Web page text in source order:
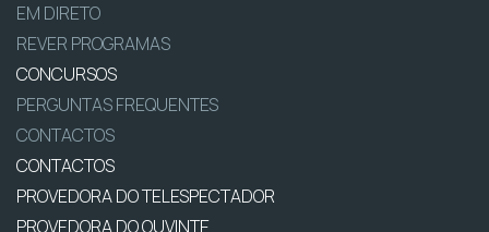
EM DIRETO
REVER PROGRAMAS
CONCURSOS
PERGUNTAS FREQUENTES
CONTACTOS
CONTACTOS
PROVEDORA DO TELESPECTADOR
PROVEDORA DO OUVINTE